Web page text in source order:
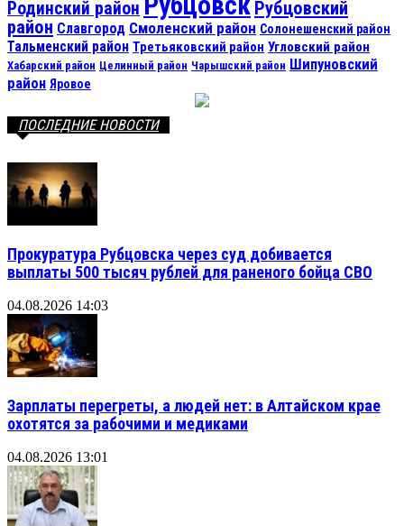
Родинский район
Рубцовский
район Славгород Смоленский район Солонешенский район
Тальменский район Третьяковский район Угловский район
Хабарский район Целинный район Чарышский район Шипуновский
район Яровое
ПОСЛЕДНИЕ НОВОСТИ
Прокуратура Рубцовска через суд добивается
выплаты 500 тысяч рублей для раненого бойца СВО
04.08.2026 14:03
Зарплаты перегреты, а людей нет: в Алтайском крае
охотятся за рабочими и медиками
04.08.2026 13:01